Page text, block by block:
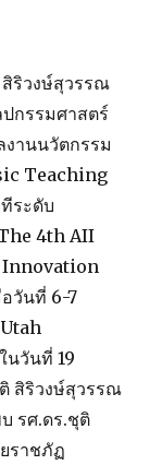
สิริวงษ์สุวรรณ
กรรมศาสตร์
งานนวัตกรรม
Teaching
ระดับ
4th AII
Innovation
วันที่ 6-7
นวันที่ 19
สิริวงษ์สุวรรณ
รศ.ดร.ชุติ
ราชภัฏ